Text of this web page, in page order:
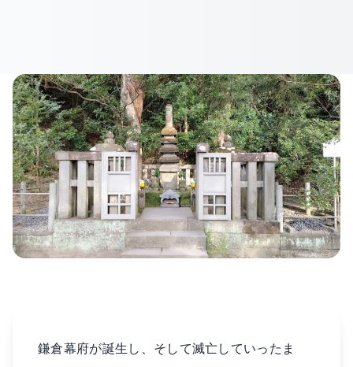
鎌倉幕府が誕生し、そして滅亡していったま